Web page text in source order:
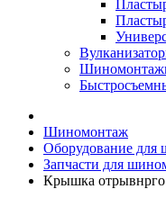
Шиномонтаж
Оборудование
Запчасти для
Крышка